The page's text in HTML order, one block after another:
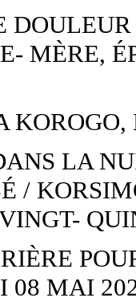
MÈRE,
LA
/
08 MAI